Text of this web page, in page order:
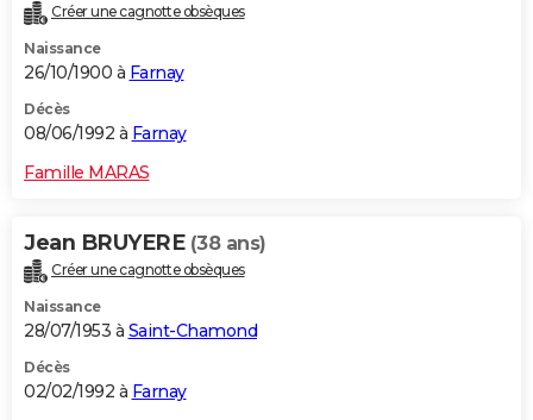
Créer une cagnotte obsèques
Naissance
26/10/1900 à Farnay
Décès
08/06/1992 à Farnay
Famille MARAS
Jean BRUYERE (38 ans)
Créer une cagnotte obsèques
Naissance
28/07/1953 à Saint-Chamond
Décès
02/02/1992 à Farnay